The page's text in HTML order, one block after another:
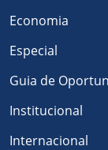
Economia
Especial
Guia de
Institucional
Internacional